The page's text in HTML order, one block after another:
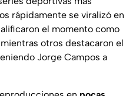
rápidamente se viralizó en
el momento como
mientras otros destacaron el
Jorge Campos a